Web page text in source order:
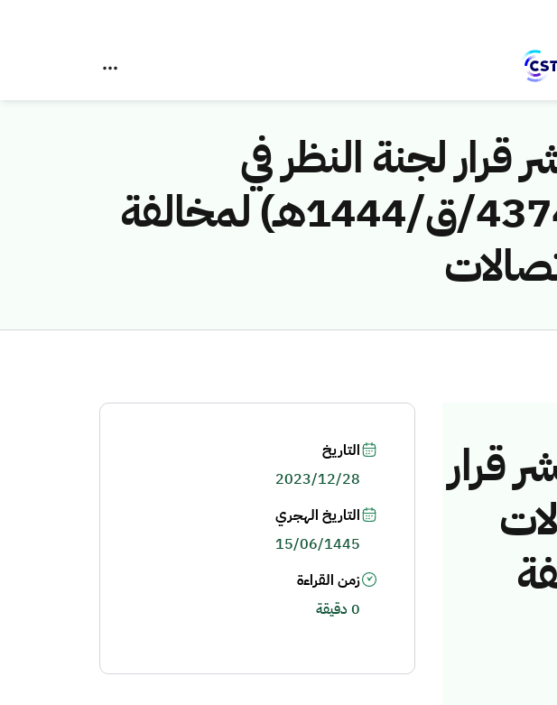
قرار لجنة النظر في
مخالفات نظام الاتصالات رقم (437494/ق/1444هـ) لمخالفة
قرار
التاريخ
2023/12/28
التاريخ الهجري
15/06/1445
زمن القراءة
0 دقيقة